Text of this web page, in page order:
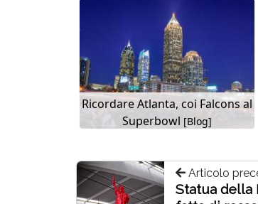
Ricordare Atlanta, coi Falcons al
Superbowl [Blog]
Articolo
Statua della